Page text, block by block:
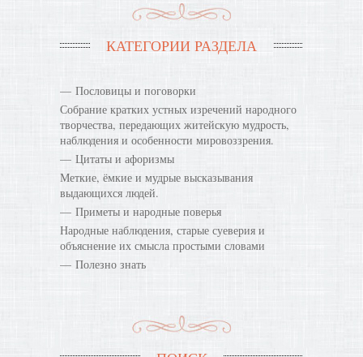
КАТЕГОРИИ РАЗДЕЛА
Пословицы и поговорки
Собрание кратких устных изречений народного
творчества, передающих житейскую мудрость,
наблюдения и особенности мировоззрения.
Цитаты и афоризмы
Меткие, ёмкие и мудрые высказывания
выдающихся людей.
Приметы и народные поверья
Народные наблюдения, старые суеверия и
объяснение их смысла простыми словами
Полезно знать